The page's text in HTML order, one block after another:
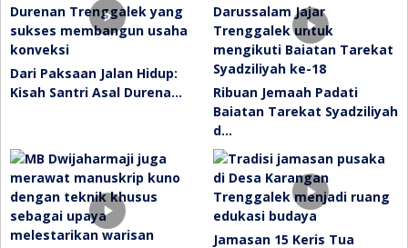
Dari Paksaan Jalan Hidup:
Kisah Santri Asal Durena…
Ribuan Jemaah Padati
Baiatan Tarekat Syadziliyah
d…
Jamasan 15 Keris Tua